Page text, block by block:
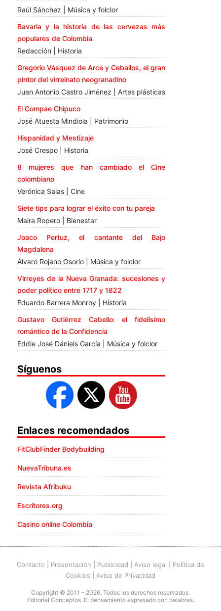
Raúl Sánchez | Música y folclor
Bavaria y la historia de las cervezas más
populares de Colombia
Redacción | Historia
Gregorio Vásquez de Arce y Ceballos, el gran
pintor del virreinato neogranadino
Juan Antonio Castro Jiménez | Artes plásticas
El Compae Chipuco
José Atuesta Mindiola | Patrimonio
Hispanidad y Mestizaje
José Crespo | Historia
8 mujeres que han cambiado el Cine
colombiano
Verónica Salas | Cine
Siete tips para lograr el éxito con tu pareja
Maira Ropero | Bienestar
Joaco Pertuz, el cantante del Bajo
Magdalena
Álvaro Rojano Osorio | Música y folclor
Virreyes de la Nueva Granada: sucesiones y
poder político entre 1717 y 1822
Eduardo Barrera Monroy | Historia
Gustavo Gutiérrez Cabello: el fidelísimo
romántico de la Confidencia
Eddie José Dániels García | Música y folclor
Síguenos
Enlaces recomendados
FitClubFinder Bodybuilding
NuevaTribuna.es
Revista Afribuku
Escritores.org
Casino online Colombia
Contacto Presentación Publicidad Aviso legal
Política de
Cookies
Aviso de Privacidad
Copyright © 2011 - 2026. Todos los derechos reservados.
Editorial Conceptos. El pensamiento expresado con palabras.